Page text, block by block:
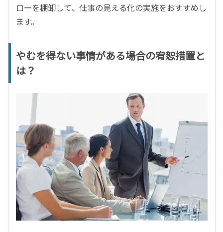
ローを棚卸して、仕事の見える化の実施をおすすめし
ます。
やむを得ない事情がある場合の宥恕措置と
は？